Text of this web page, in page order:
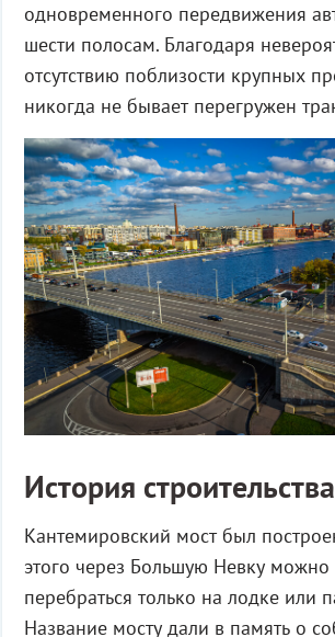
одновременного передвижения
шести полосам. Благодаря
отсутствию поблизости крупных
никогда не бывает перегружен
История строительства
Кантемировский мост был
этого через Большую Невку
перебраться только на лодке или
Название мосту дали в память о